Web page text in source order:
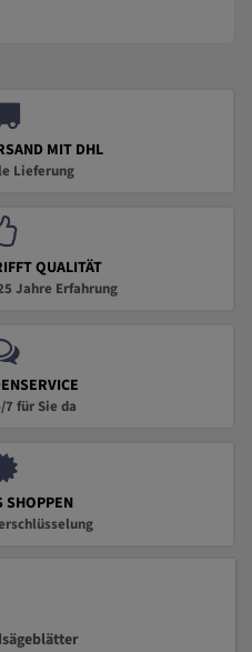
MIT DHL
Lieferung
QUALITÄT
Jahre Erfahrung
für Sie da
SHOPPEN